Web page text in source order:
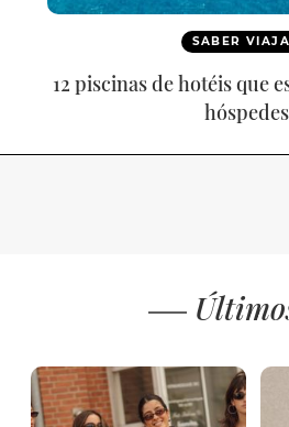
SABER
12 piscinas de hotéis que
hóspedes